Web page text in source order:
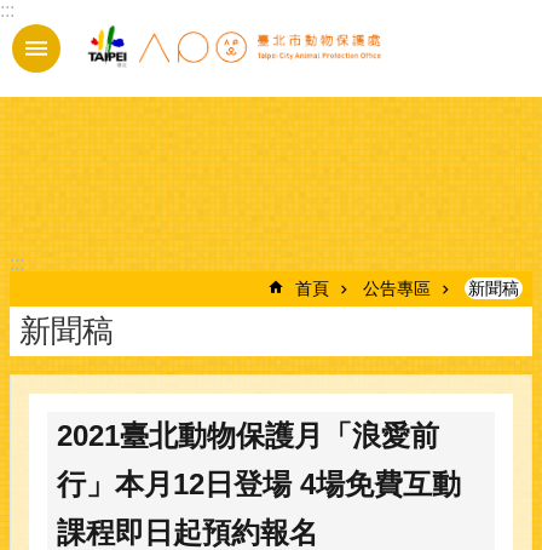
跳到主要內容區塊
:::
:::
首頁 公告專區 新聞稿
新聞稿
2021臺北動物保護月「浪愛前
行」本月12日登場 4場免費互動
課程即日起預約報名